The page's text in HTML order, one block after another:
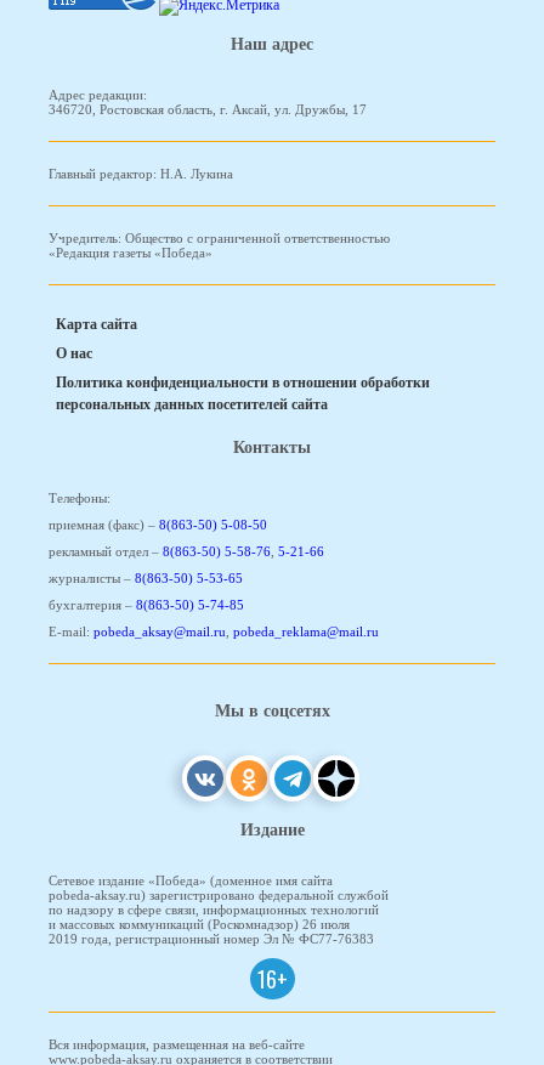
Наш адрес
Адрес редакции:
346720, Ростовская область, г. Аксай, ул. Дружбы, 17
Главный редактор: Н.А. Лукина
Учредитель: Общество с ограниченной ответственностью
«Редакция газеты «Победа»
Карта сайта
О нас
Политика конфиденциальности в отношении обработки
персональных данных посетителей сайта
Контакты
Телефоны:
приемная (факс) – 8(863-50) 5-08-50
рекламный отдел – 8(863-50) 5-58-76, 5-21-66
журналисты – 8(863-50) 5-53-65
бухгалтерия – 8(863-50) 5-74-85
E-mail: pobeda_aksay@mail.ru, pobeda_reklama@mail.ru
Мы в соцсетях
Издание
Сетевое издание «Победа» (доменное имя сайта
pobeda-aksay.ru) зарегистрировано федеральной службой
по надзору в сфере связи, информационных технологий
и массовых коммуникаций (Роскомнадзор) 26 июля
2019 года, регистрационный номер Эл № ФС77-76383
16+
Вся информация, размещенная на веб-сайте
www.pobeda-aksay.ru охраняется в соответствии